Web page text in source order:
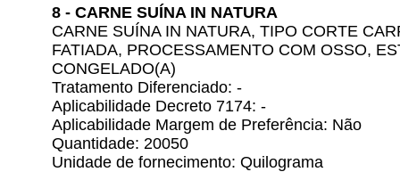
8 - CARNE SUÍNA IN NATURA
CARNE SUÍNA IN NATURA, TIPO CORTE
FATIADA, PROCESSAMENTO COM OSSO,
CONGELADO(A)
Tratamento Diferenciado: -
Aplicabilidade Decreto 7174: -
Aplicabilidade Margem de Preferência: Não
Quantidade: 20050
Unidade de fornecimento: Quilograma